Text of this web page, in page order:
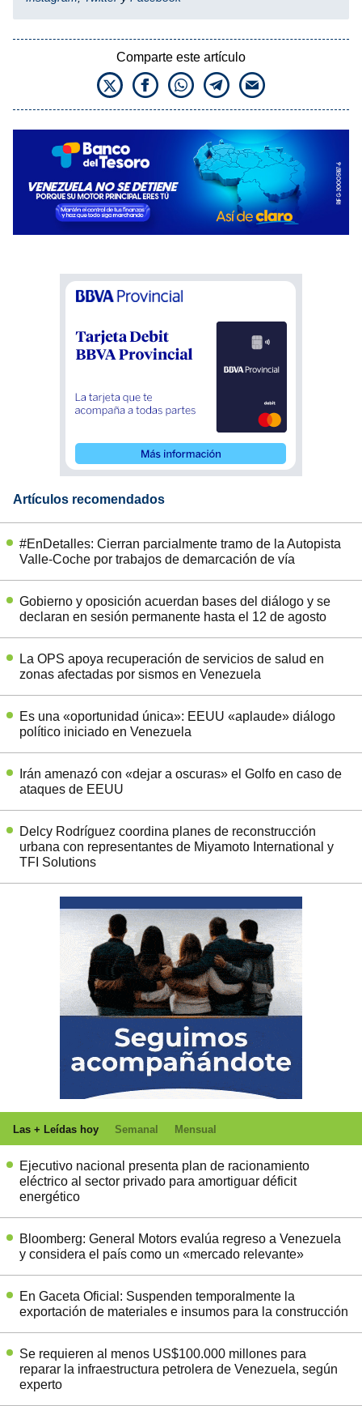
Comparte este artículo
Artículos recomendados
#EnDetalles: Cierran parcialmente tramo de la Autopista
Valle-Coche por trabajos de demarcación de vía
Gobierno y oposición acuerdan bases del diálogo y se
declaran en sesión permanente hasta el 12 de agosto
La OPS apoya recuperación de servicios de salud en
zonas afectadas por sismos en Venezuela
Es una «oportunidad única»: EEUU «aplaude» diálogo
político iniciado en Venezuela
Irán amenazó con «dejar a oscuras» el Golfo en caso de
ataques de EEUU
Delcy Rodríguez coordina planes de reconstrucción
urbana con representantes de Miyamoto International y
TFI Solutions
Las + Leídas hoy Semanal Mensual
Ejecutivo nacional presenta plan de racionamiento
eléctrico al sector privado para amortiguar déficit
energético
Bloomberg: General Motors evalúa regreso a Venezuela
y considera el país como un «mercado relevante»
En Gaceta Oficial: Suspenden temporalmente la
exportación de materiales e insumos para la construcción
Se requieren al menos US$100.000 millones para
reparar la infraestructura petrolera de Venezuela, según
experto